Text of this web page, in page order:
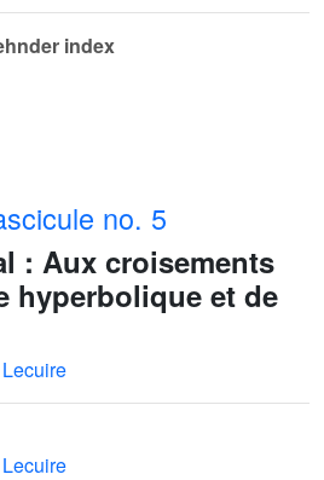
index
no. 5
: Aux croisements
hyperbolique et de